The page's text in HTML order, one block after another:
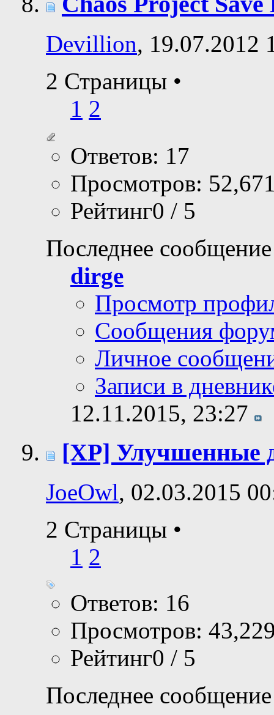
Devillion, 19.07.2012
2 Страницы •
1 2
Ответов: 17
Просмотров:
Рейтинг0 / 5
Последнее
dirge
Просмотр
Сообщения
Личное
Записи в
12.11.2015, 23:27
[XP] Улучшенные
JoeOwl, 02.03.2015
2 Страницы •
1 2
Ответов: 16
Просмотров:
Рейтинг0 / 5
Последнее